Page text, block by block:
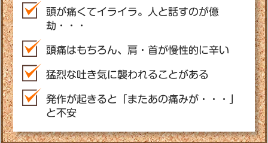
頭が痛くてイライラ。人と話すのが億
劫・・・
頭痛はもちろん、肩・首が慢性的に辛い
猛烈な吐き気に襲われることがある
発作が起きると「またあの痛みが・・・」
と不安